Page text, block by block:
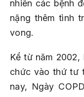
nhiên các bệnh
nặng thêm tình
vong.
Kể từ năm
chức vào thứ tư
nay, Ngày